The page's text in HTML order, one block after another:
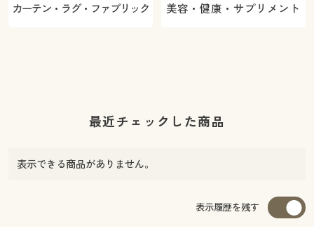
カーテン・ラグ・ファブリック 美容・健康・サプリメント
最近チェックした商品
表示できる商品がありません。
表示履歴を残す